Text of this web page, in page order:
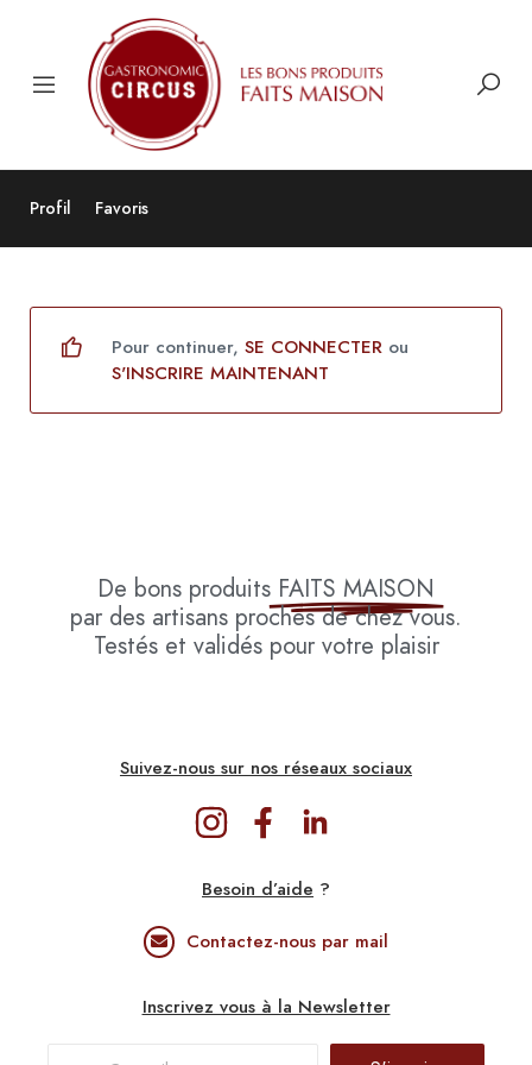
Profil Favoris
Pour continuer, SE CONNECTER ou
S'INSCRIRE MAINTENANT
De bons produits FAITS MAISON
par des artisans proches de chez vous.
Testés et validés pour votre plaisir
Suivez-nous sur nos réseaux sociaux
Besoin d’aide ?
Contactez-nous par mail
Inscrivez vous à la Newsletter